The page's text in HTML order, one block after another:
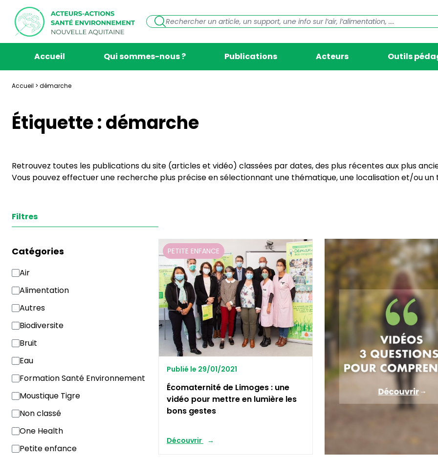
Accueil Qui sommes-nous ? Publications Acteurs Outils
Accueil > démarche
Étiquette :démarche
Retrouvez toutes les publications du site (articles et vidéo) classées par dates, des plus récentes aux plus
Vous pouvez effectuer une recherche plus précise en sélectionnant une thématique, une localisation et/ou
Filtres
Catégories
Air
Alimentation
Autres
Biodiversite
Bruit
Eau
Formation Santé Environnement
Moustique Tigre
Non classé
One Health
Petite enfance
PETITE ENFANCE
Publié le 29/01/2021
Écomaternité de Limoges : une
vidéo pour mettre en lumière les
bons gestes
Découvrir